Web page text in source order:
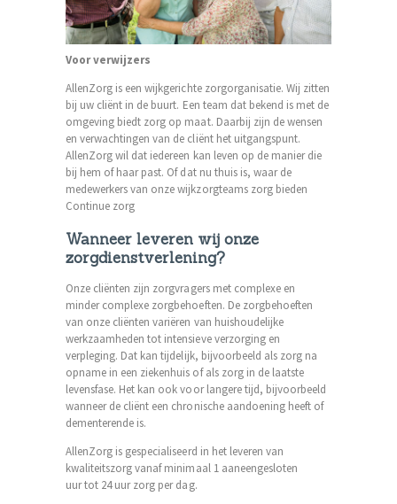
Voor verwijzers
AllenZorg is een wijkgerichte zorgorganisatie. Wij zitten
bij uw cliënt in de buurt. Een team dat bekend is met de
omgeving biedt zorg op maat. Daarbij zijn de wensen
en verwachtingen van de cliënt het uitgangspunt.
AllenZorg wil dat iedereen kan leven op de manier die
bij hem of haar past. Of dat nu thuis is, waar de
medewerkers van onze wijkzorgteams zorg bieden
Continue zorg
Wanneer leveren wij onze
zorgdienstverlening?
Onze cliënten zijn zorgvragers met complexe en
minder complexe zorgbehoeften. De zorgbehoeften
van onze cliënten variëren van huishoudelijke
werkzaamheden tot intensieve verzorging en
verpleging. Dat kan tijdelijk, bijvoorbeeld als zorg na
opname in een ziekenhuis of als zorg in de laatste
levensfase. Het kan ook voor langere tijd, bijvoorbeeld
wanneer de cliënt een chronische aandoening heeft of
dementerende is.
AllenZorg is gespecialiseerd in het leveren van
kwaliteitszorg vanaf minimaal 1 aaneengesloten
uur tot 24 uur zorg per dag.